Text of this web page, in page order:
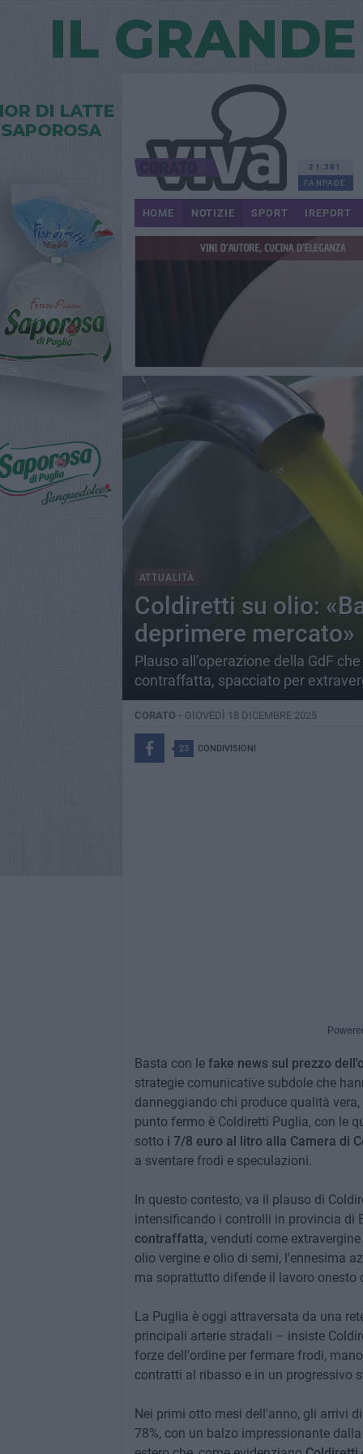
21.381
FANPAGE
HOME NOTIZIE SPORT IREPORT
ATTUALITÀ
Coldiretti su olio:
deprimere mercato»
Plauso all’operazione della GdF
contraffatta, spacciato per
CORATO - GIOVEDÌ 18 DICEMBRE 2025
23 CONDIVISIONI
Basta con lefake news sul prezzo
strategie comunicative subdole che
danneggiando chi produce qualità
punto fermo è Coldiretti Puglia, con le
sotto i 7/8 euro al litro alla Camera di
a sventare frodi e speculazioni.
In questo contesto, va il plauso di
intensificando i controlli in provincia di
contraffatta, venduti come
olio vergine e olio di semi, l'ennesima
ma soprattutto difende il lavoro onesto
La Puglia è oggi attraversata da una
principali arterie stradali – insiste
forze dell'ordine per fermare frodi,
contratti al ribasso e in un progressivo
Nei primi otto mesi dell'anno, gli arrivi
78%, con un balzo impressionante